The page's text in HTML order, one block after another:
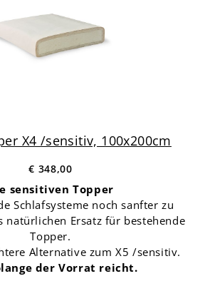
X4 /sensitiv, 100x200cm
€ 348,00
sensitiven Topper
Schlafsysteme noch sanfter zu
natürlichen Ersatz für bestehende
Topper.
Alternative zum X5 /sensitiv.
der Vorrat reicht.